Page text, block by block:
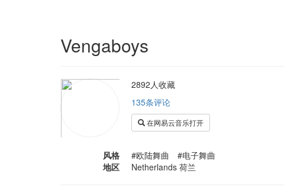
Vengaboys
2892人收藏
135条评论
在网易云音乐打开
风格
#欧陆舞曲 #电子舞曲
地区
Netherlands 荷兰